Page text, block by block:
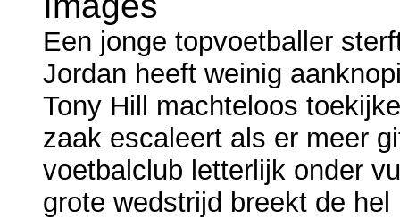
Een jonge topvoetballer
Jordan heeft weinig
Tony Hill machteloos
zaak escaleert als er meer
voetbalclub letterlijk onder
grote wedstrijd breekt de hel